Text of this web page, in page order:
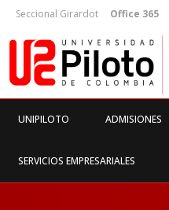
Seccional Girardot Office 365
UNIPILOTO ADMISIONES
SERVICIOS EMPRESARIALES